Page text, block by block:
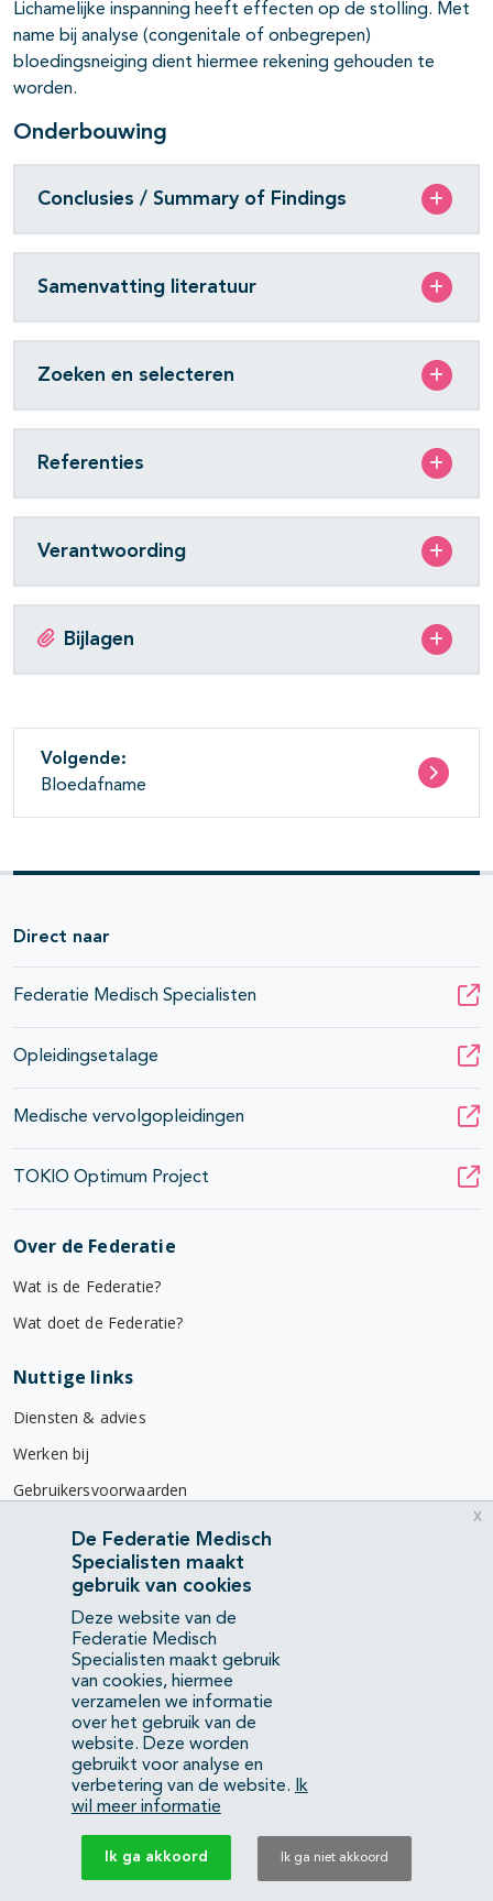
Lichamelijke inspanning heeft effecten op de stolling. Met
name bij analyse (congenitale of onbegrepen)
bloedingsneiging dient hiermee rekening gehouden te
worden.
Onderbouwing
Conclusies / Summary of Findings
Samenvatting literatuur
Zoeken en selecteren
Referenties
Verantwoording
Bijlagen
Volgende:
Bloedafname
Direct naar
Federatie Medisch Specialisten
Opleidingsetalage
Medische vervolgopleidingen
TOKIO Optimum Project
Over de Federatie
Wat is de Federatie?
Wat doet de Federatie?
Nuttige links
Diensten & advies
Werken bij
Gebruikersvoorwaarden
Privacyverklaring
Contact
Mercatorlaan 1200
3528 BL Utrecht
(088) 505 34 34
info@richtlijnendatabase.nl
YouTubeLinkedIn
KvK Federatie Medisch Specialisten:40483480
Privacyverklaring
De Federatie Medisch
Specialisten maakt
gebruik van cookies
Deze website van de
Federatie Medisch
Specialisten maakt gebruik
van cookies, hiermee
verzamelen we informatie
over het gebruik van de
website. Deze worden
gebruikt voor analyse en
verbetering van de website.
Ik
wil meer informatie
Ik ga akkoord Ik ga niet akkoord
x